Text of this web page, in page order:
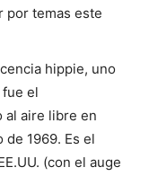
por temas este
hippie, uno
el
al aire libre en
de 1969. Es el
(con el auge